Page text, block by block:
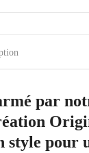
par
style pour